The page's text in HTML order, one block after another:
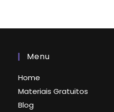
Menu
Home
Materiais Gratuitos
Blog